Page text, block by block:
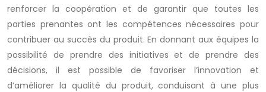
renforcer la coopération et de garantir que toutes les
parties prenantes ont les compétences nécessaires pour
contribuer au succès du produit. En donnant aux équipes la
possibilité de prendre des initiatives et de prendre des
décisions, il est possible de favoriser l’innovation et
d’améliorer la qualité du produit, conduisant à une plus